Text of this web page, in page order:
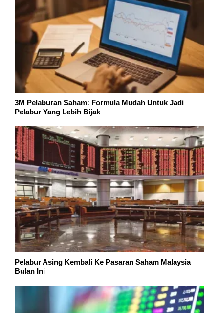
3M Pelaburan Saham: Formula Mudah Untuk Jadi
Pelabur Yang Lebih Bijak
Pelabur Asing Kembali Ke Pasaran Saham Malaysia
Bulan Ini